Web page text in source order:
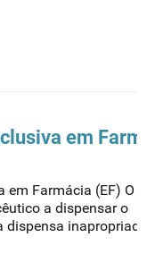
em
em Farmácia (EF) O
a dispensar o
dispensa inapropriada